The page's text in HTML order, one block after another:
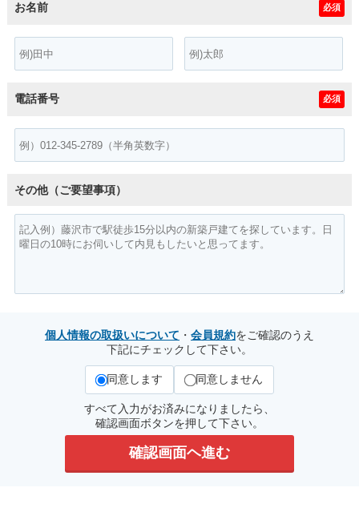
お名前 必須
電話番号 必須
その他（ご要望事項）
個人情報の取扱いについて ・ 会員規約をご確認のうえ
下記にチェックして下さい。
同意します 同意しません
すべて入力がお済みになりましたら、
確認画面ボタンを押して下さい。